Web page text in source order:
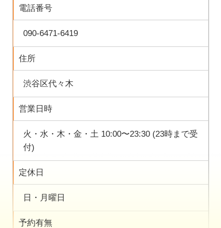
電話番号
090-6471-6419
住所
渋谷区代々木
営業日時
火・水・木・金・土 10:00〜23:30 (23時まで受
付)
定休日
日・月曜日
予約有無